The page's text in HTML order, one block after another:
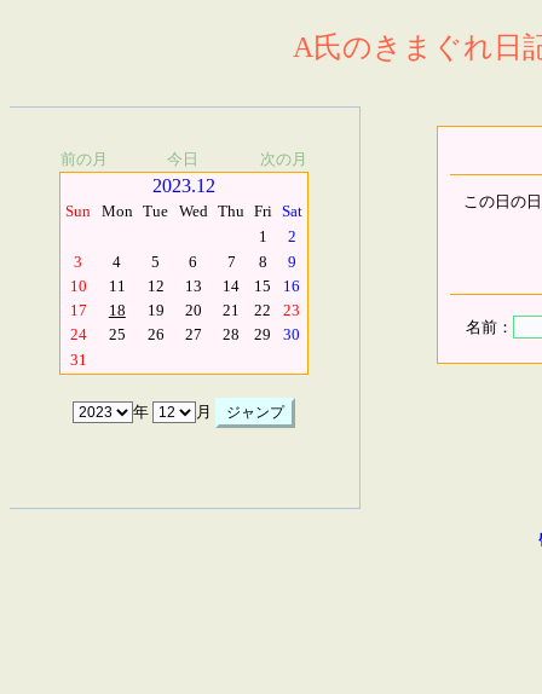
A氏のきまぐれ日
前の月 今日 次の月
2023.12
Sun Mon Tue Wed Thu Fri Sat
1
2
3
4 5 6 7 8
9
10
11 12 13 14 15
16
17
18 19 20 21 22
23
24
25 26 27 28 29
30
31
年 月
この日の
名前：